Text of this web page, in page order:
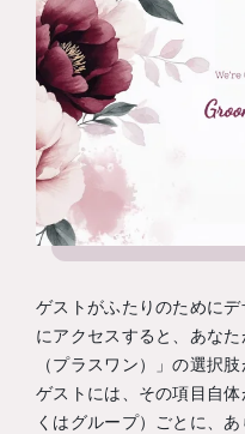
ゲストがふたりのために
にアクセスすると、あな
（プラスワン）」の選択
ゲストには、その項目自
くはグループ）ごとに、